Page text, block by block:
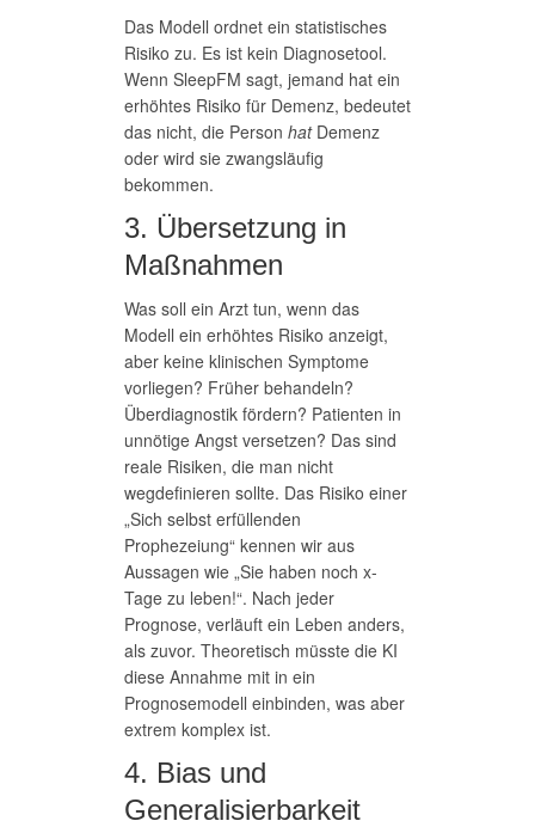
Das Modell ordnet ein statistisches
Risiko zu. Es ist kein Diagnosetool.
Wenn SleepFM sagt, jemand hat ein
erhöhtes Risiko für Demenz, bedeutet
das nicht, die Person hatDemenz
oder wird sie zwangsläufig
bekommen.
3. Übersetzung in
Maßnahmen
Was soll ein Arzt tun, wenn das
Modell ein erhöhtes Risiko anzeigt,
aber keine klinischen Symptome
vorliegen? Früher behandeln?
Überdiagnostik fördern? Patienten in
unnötige Angst versetzen? Das sind
reale Risiken, die man nicht
wegdefinieren sollte. Das Risiko einer
„Sich selbst erfüllenden
Prophezeiung“ kennen wir aus
Aussagen wie „Sie haben noch x-
Tage zu leben!“. Nach jeder
Prognose, verläuft ein Leben anders,
als zuvor. Theoretisch müsste die KI
diese Annahme mit in ein
Prognosemodell einbinden, was aber
extrem komplex ist.
4. Bias und
Generalisierbarkeit